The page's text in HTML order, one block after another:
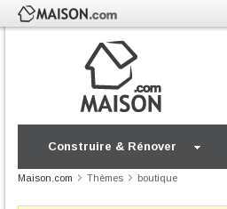
Construire & Rénover
Maison.com Thèmes boutique